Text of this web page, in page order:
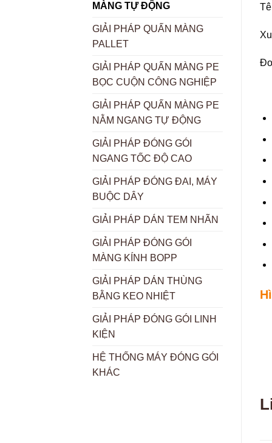
MÀNG TỰ ĐỘNG
GIẢI PHÁP QUẤN MÀNG
PALLET
GIẢI PHÁP QUẤN MÀNG PE
BỌC CUỘN CÔNG NGHIỆP
GIẢI PHÁP QUẤN MÀNG PE
NẰM NGANG TỰ ĐỘNG
GIẢI PHÁP ĐÓNG GÓI
NGANG TỐC ĐỘ CAO
GIẢI PHÁP ĐÓNG ĐAI, MÁY
BUỘC DÂY
GIẢI PHÁP DÁN TEM NHÃN
GIẢI PHÁP ĐÓNG GÓI
MÀNG KÍNH BOPP
GIẢI PHÁP DÁN THÙNG
BẰNG KEO NHIỆT
GIẢI PHÁP ĐÓNG GÓI LINH
KIỆN
HỆ THỐNG MÁY ĐÓNG GÓI
KHÁC